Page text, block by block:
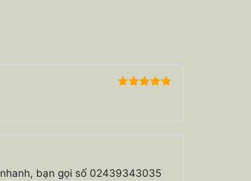
bạn gọi số 02439343035